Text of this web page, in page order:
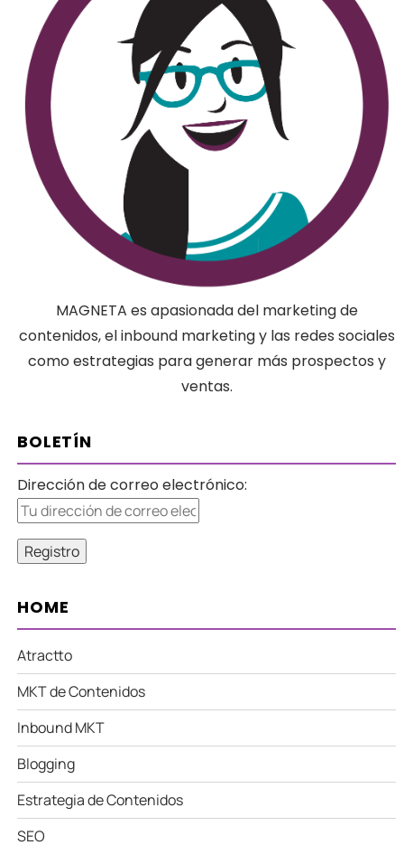
MAGNETA es apasionada del marketing de
contenidos, el inbound marketing y las redes sociales
como estrategias para generar más prospectos y
ventas.
BOLETÍN
Dirección de correo electrónico:
HOME
Atractto
MKT de Contenidos
Inbound MKT
Blogging
Estrategia de Contenidos
SEO